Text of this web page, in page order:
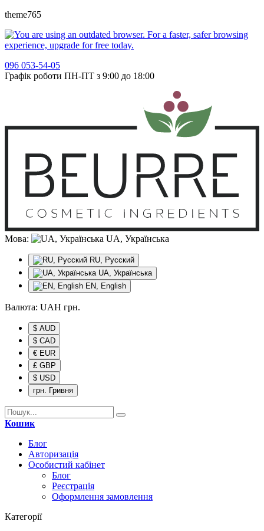
theme765
096 053-54-05
Графік роботи ПН-ПТ з 9:00 до 18:00
Мова: UA, Українська
RU, Русский
UA, Українська
EN, English
Валюта: UAH грн.
$ AUD
$ CAD
€ EUR
£ GBP
$ USD
грн. Гривня
Кошик
Блог
Авторизація
Особистий кабінет
Блог
Реєстрація
Оформлення замовлення
Категорії